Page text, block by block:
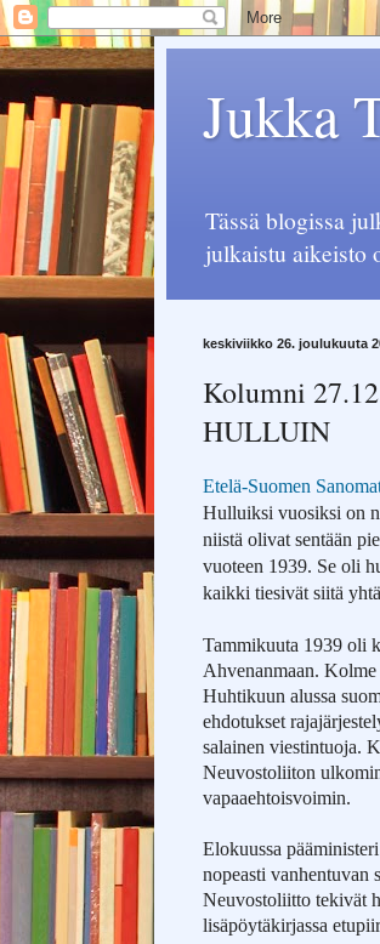
Jukka
Tässä blogissa
julkaistu aikeisto
keskiviikko 26. joulukuuta
Kolumni
HULLUIN
Etelä-Suomen
Hulluiksi vuosiksi on
niistä olivat sentään
vuoteen 1939. Se oli
kaikki tiesivät siitä
Tammikuuta 1939 oli
Ahvenanmaan.
Huhtikuun alussa
ehdotukset
salainen viestintuoja.
Neuvostoliiton
vapaaehtoisvoimin.
Elokuussa
nopeasti vanhentuvan
Neuvostoliitto tekivät
lisäpöytäkirjassa